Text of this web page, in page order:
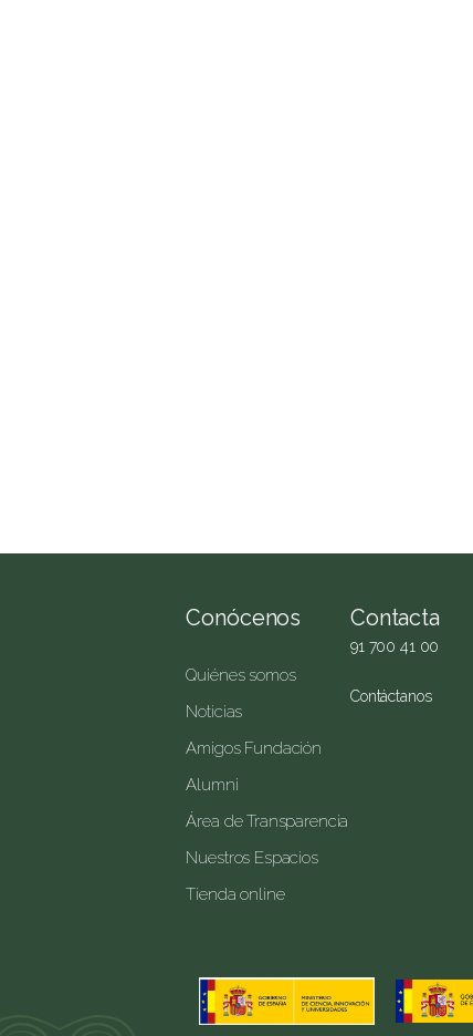
Conócenos
Quiénes somos
Noticias
Amigos Fundación
Alumni
Área de Transparencia
Nuestros Espacios
Tienda online
Contacta
91 700 41 00
Contáctanos